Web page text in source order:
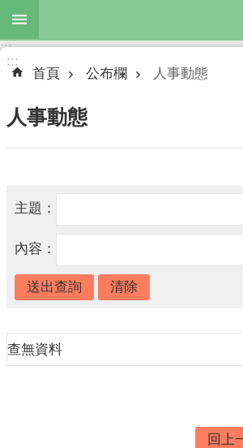
跳到主要內容區塊
階
尋
布
機
關
簡
主
題
:::
:::
首頁 公布欄 人事動態
人事動態
主題：
內容：
查無資料
回上